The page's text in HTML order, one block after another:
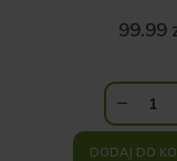
99.99
DODAJ DO